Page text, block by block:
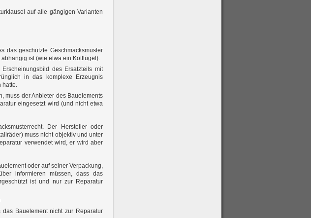
auf alle gängigen Varianten
das geschützte Geschmacksmuster
ist (wie etwa ein Kotflügel).
des Ersatzteils mit
in das komplexe Erzeugnis
hatte.
muss der Anbieter des Bauelements
eingesetzt wird (und nicht etwa
Der Hersteller oder
muss nicht objektiv und unter
verwendet wird, er wird aber
oder auf seiner Verpackung,
informieren müssen, dass das
ist und nur zur Reparatur
Bauelement nicht zur Reparatur